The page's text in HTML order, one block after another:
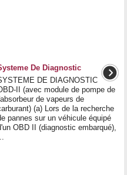
De Diagnostic
DE DIAGNOSTIC
II (avec module de pompe de
de vapeurs de
(a) Lors de la recherche
pannes sur un véhicule équipé
OBD II (diagnostic embarqué),